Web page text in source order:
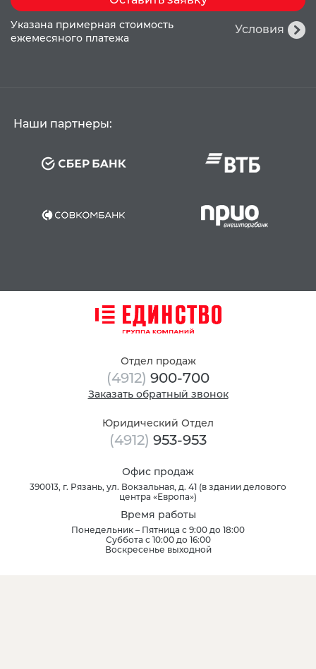
Условия
Указана примерная стоимость
ежемесяного платежа
Наши партнеры:
Отдел продаж
(4912) 900-700
Заказать обратный звонок
Юридический Отдел
(4912) 953-953
Офис продаж
390013, г. Рязань, ул. Вокзальная, д. 41 (в здании делового
центра «Европа»)
Время работы
Понедельник – Пятница с 9:00 до 18:00
Суббота с 10:00 до 16:00
Воскресенье выходной